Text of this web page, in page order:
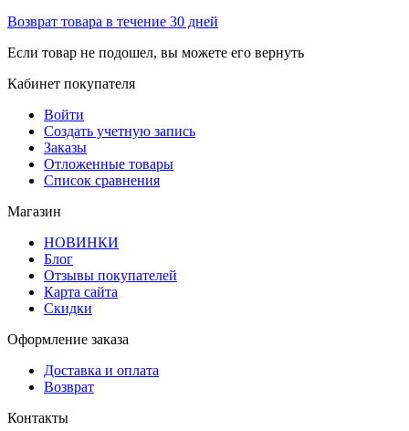
Возврат товара в течение 30 дней
Если товар не подошел, вы можете его вернуть
Кабинет покупателя
Войти
Создать учетную запись
Заказы
Отложенные товары
Список сравнения
Магазин
НОВИНКИ
Блог
Отзывы покупателей
Карта сайта
Скидки
Оформление заказа
Доставка и оплата
Возврат
Контакты